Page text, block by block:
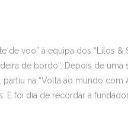
voo” à equipa dos “Lilos &
de bordo”. Depois de uma
na “Volta ao mundo com
E foi dia de recordar a